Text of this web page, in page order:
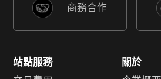
商務合作
站點服務
關於